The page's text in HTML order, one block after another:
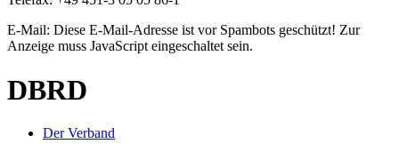
E-Mail: Diese E-Mail-Adresse ist vor Spambots geschützt! Zur
Anzeige muss JavaScript eingeschaltet sein.
DBRD
Der Verband